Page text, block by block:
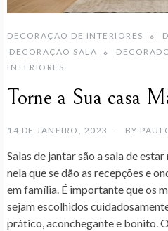
DECORAÇÃO DE INTERIORES
DECORAÇÃO SALA
INTERIORES
Torne a Sua casa
14 DE JANEIRO, 2023 BY
Salas de jantar são a sala de
nela que se dão as recepções e
em família. É importante que os
sejam escolhidos
prático, aconchegante e bonito.